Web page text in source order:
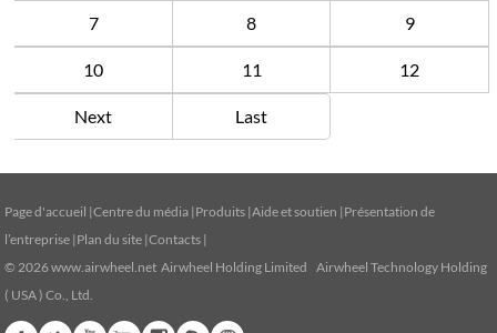
7 8 9
10 11 12
Next Last
Page d'accueil |Centre du média | Produits |Aide et soutien | Présentation de
l’entreprise | Plan du site |Contacts |
© 2026www.airwheel.net Airwheel Holding Limited Airwheel Technology Holding
( USA ) Co., Ltd.